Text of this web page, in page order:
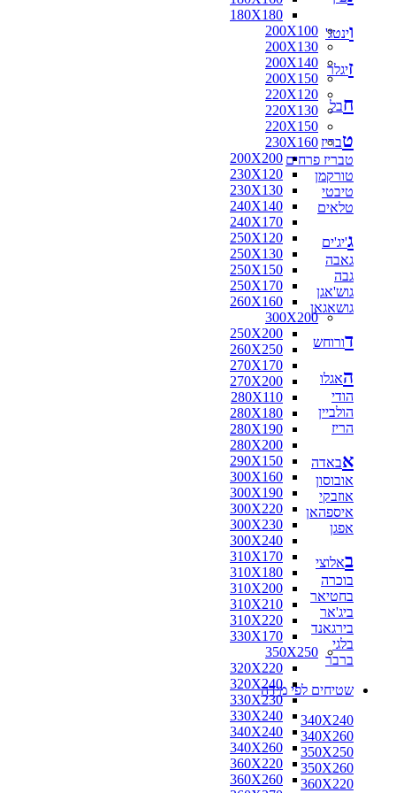
180X180
200X100
200X130
200X140
200X150
220X120
220X130
220X150
230X160
200X200
230X120
230X130
240X140
240X170
250X120
250X130
250X150
250X170
260X160
300X200
250X200
260X250
270X170
270X200
280X110
280X180
280X190
280X200
290X150
300X160
300X190
300X220
300X230
300X240
310X170
310X180
310X200
310X210
310X220
330X170
350X250
320X220
320X240
330X230
330X240
340X240
340X260
360X220
360X260
וינטג'
זיגלר
חבל
טבריז
טבריז פרחים
טורקמן
טיבטי
טלאים
ג'יג'ים
גאבה
גבה
גוש'אגן
גושאגאן
דורוחש
האגלו
הודי
הולביין
הריז
אבאדה
אובוסון
אוזבקי
איספהאן
אפגן
באלוצי
בוכרה
בחטיאר
ביג'אר
בירגאנד
בלגי
ברבר
שטיחים לפי מידה
340X240
340X260
350X250
350X260
360X220